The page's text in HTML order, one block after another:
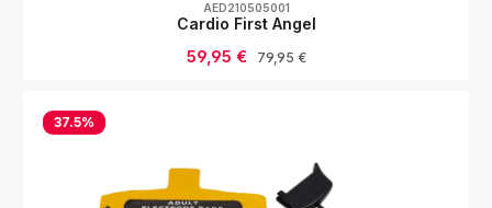
AED210505001
Cardio First Angel
Verkaufspreis:
59,95 € Regulärer Preis:
79,95 €
37.5%